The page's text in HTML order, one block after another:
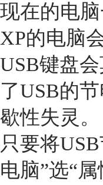
现在的电
XP的电脑
USB键盘
了USB的
歇性失灵。
只要将
电脑”选“